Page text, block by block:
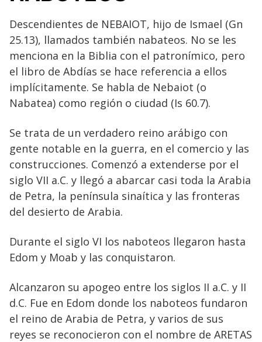
Descendientes de NEBAIOT, hijo de Ismael (Gn
25.13), llamados también nabateos. No se les
menciona en la Biblia con el patronímico, pero
el libro de Abdías se hace referencia a ellos
implícitamente. Se habla de Nebaiot (o
Nabatea) como región o ciudad (Is 60.7).
Se trata de un verdadero reino arábigo con
gente notable en la guerra, en el comercio y las
construcciones. Comenzó a extenderse por el
siglo VII a.C. y llegó a abarcar casi toda la Arabia
de Petra, la península sinaítica y las fronteras
del desierto de Arabia.
Durante el siglo VI los naboteos llegaron hasta
Edom y Moab y las conquistaron.
Alcanzaron su apogeo entre los siglos II a.C. y II
d.C. Fue en Edom donde los naboteos fundaron
el reino de Arabia de Petra, y varios de sus
reyes se reconocieron con el nombre de ARETAS